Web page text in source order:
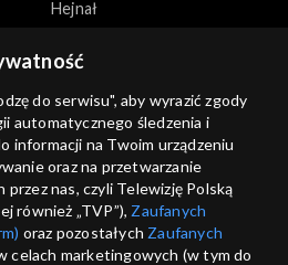
Hejnał
Miasto Kazimierz pod
Krakowem
do serwisu", aby wyrazić zgody
automatycznego śledzenia i
informacji na Twoim urządzeniu
oraz na przetwarzanie
nas, czyli Telewizję Polską
również „TVP”), Zaufanych
oraz pozostałych Zaufanych
celach marketingowych (w tym do